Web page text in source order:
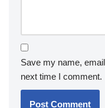
Save my name,
next time I comment.